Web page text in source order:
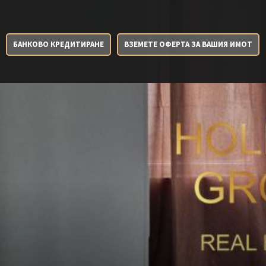
БАНКОВО КРЕДИТИРАНЕ ВЗЕМЕТЕ ОФЕРТА ЗА ВАШИЯ ИМОТ